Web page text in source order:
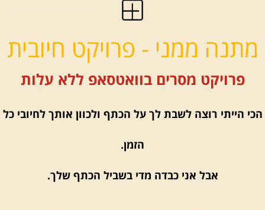
מתנה ממני - פרויקט חיובית
פרויקט מסרים בוואטסאפ ללא עלות
הכי הייתי רוצה לשבת לך על הכתף ולכוון אותך לחיובי כל
הזמן.
אבל אני כבדה מדי בשביל הכתף שלך.